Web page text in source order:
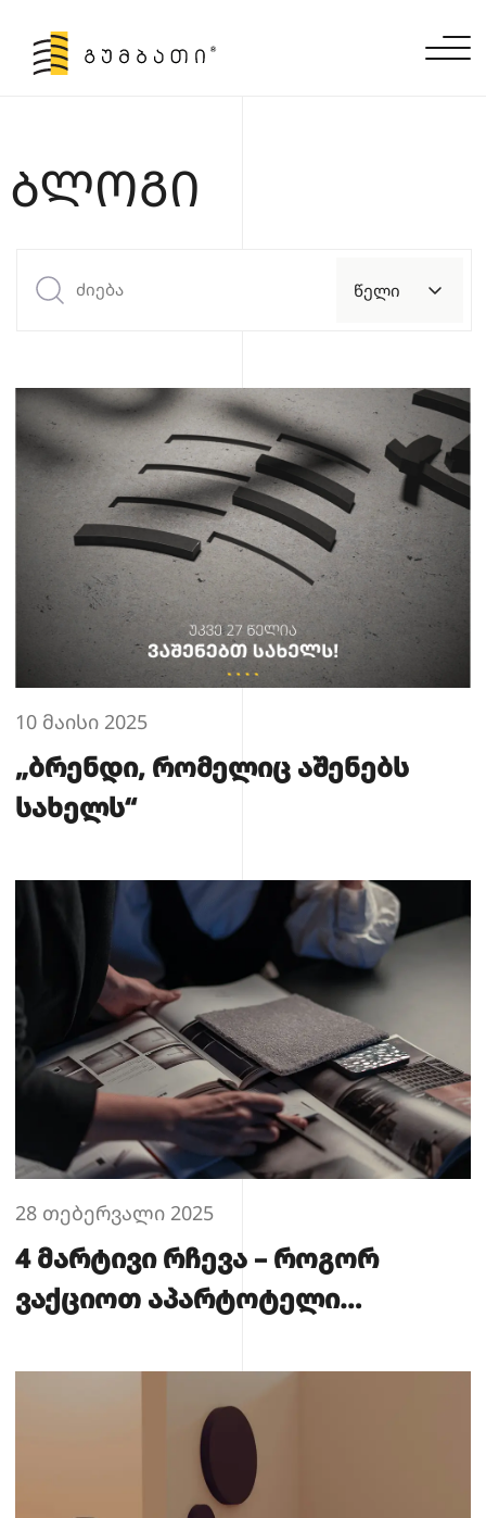
ᲑᲚᲝᲒᲘ
წელი
10 მაისი 2025
„ბრენდი, რომელიც აშენებს
სახელს“
28 თებერვალი 2025
4 მარტივი რჩევა – როგორ
ვაქციოთ აპარტოტელი
დიზაინერთან ერთად?